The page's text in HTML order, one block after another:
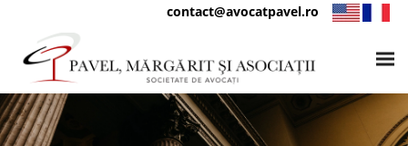
contact@avocatpavel.ro